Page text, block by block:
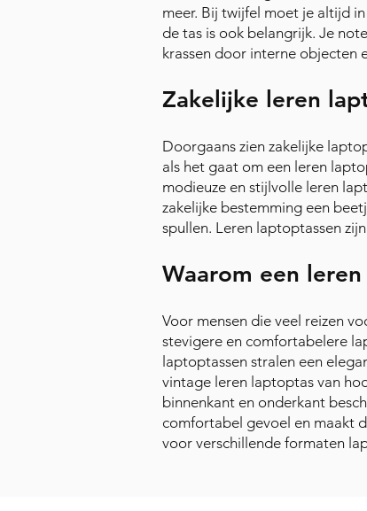
meer. Bij twijfel moet je altijd
de tas is ook belangrijk. Je
krassen door interne objecten
Zakelijke leren
Doorgaans zien zakelijke
als het gaat om een leren
modieuze en stijlvolle leren
zakelijke bestemming een
spullen. Leren laptoptassen
Waarom een
Voor mensen die veel reizen
stevigere en comfortabelere
laptoptassen stralen een
vintage leren laptoptas van
binnenkant en onderkant
comfortabel gevoel en maakt
voor verschillende formaten